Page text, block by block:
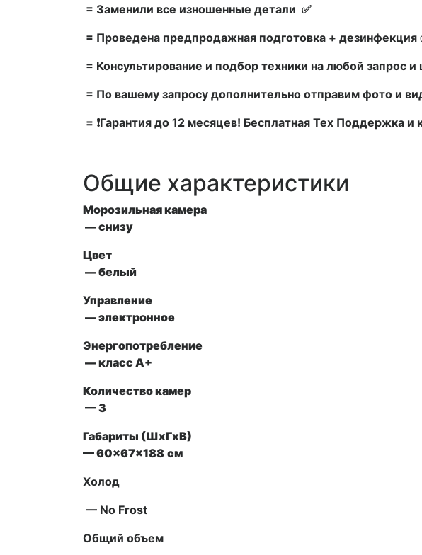
= Заменили все изношенные детали ✅
= Проведена предпродажная подготовка + дезинфекция
= Консультирование и подбор техники на любой запрос и
= По вашему запросу дополнительно отправим фото и
= ❗Гарантия до 12 месяцев! Бесплатная Тех Поддержка и
Общие характеристики
Морозильная камера
— снизу
Цвет
— белый
Управление
—электронное
Энергопотребление
— класс A+
Количество камер
— 3
Габариты (ШxГxВ)
— 60x67x188 см
Холод
— No Frost
Общий объем